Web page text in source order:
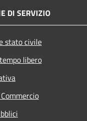
DI SERVIZIO
stato civile
libero